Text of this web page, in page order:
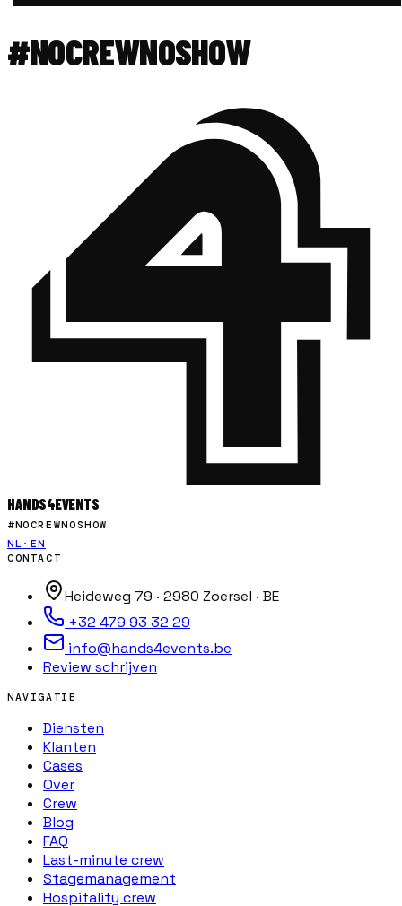
#NOCREWNOSHOW
HANDS4EVENTS
#NOCREWNOSHOW
NL · EN
CONTACT
Heideweg 79 · 2980 Zoersel · BE
+32 479 93 32 29
info@hands4events.be
Review schrijven
NAVIGATIE
Diensten
Klanten
Cases
Over
Crew
Blog
FAQ
Last-minute crew
Stagemanagement
Hospitality crew